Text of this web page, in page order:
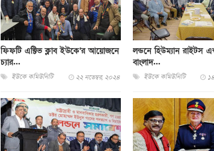
ফিফটি এক্টিভ ক্লাব ইউকে’র আয়োজনে
চ‍্যার...
ইউকে কমিউনিটি ২২ নভেম্বর, ২০২৪
লন্ডনে হিউম্যান রাইটস
বাংলাদ...
ইউকে কমিউনিটি